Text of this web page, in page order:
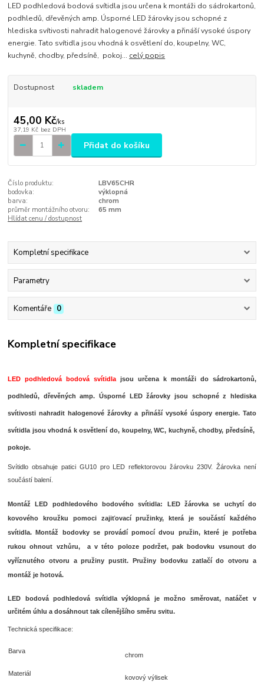
LED podhledová bodová svítidla jsou určena k montáži do sádrokartonů,
podhledů, dřevěných amp. Úsporné LED žárovky jsou schopné z
hlediska svítivosti nahradit halogenové žárovky a přináší vysoké úspory
energie. Tato svítidla jsou vhodná k osvětlení do, koupelny, WC,
kuchyně, chodby, předsíně, pokoj... celý popis
Dostupnost skladem
45,00 Kč/ks
37,19 Kč bez DPH
Přidat do košíku
Číslo produktu:
LBV65CHR
bodovka:
výklopná
barva:
chrom
průměr montážního otvoru:
65 mm
Hlídat cenu / dostupnost
Kompletní specifikace
Parametry
Komentáře 0
Kompletní specifikace
LED podhledová bodová svítidla jsou určena k montáži do sádrokartonů,
podhledů, dřevěných amp. Úsporné LED žárovky jsou schopné z hlediska
svítivosti nahradit halogenové žárovky a přináší vysoké úspory energie. Tato
svítidla jsou vhodná k osvětlení do, koupelny, WC, kuchyně, chodby, předsíně,
pokoje.
Svítidlo obsahuje patici GU10 pro LED reflektorovou žárovku 230V. Žárovka není
součástí balení.
Montáž LED podhledového bodového svítidla: LED žárovka se uchytí do
kovového kroužku pomoci zajiťovací pružinky, která je součástí každého
svítidla. Montáž bodovky se provádí pomocí dvou pružin, které je potřeba
rukou ohnout vzhůru, a v této poloze podržet, pak bodovku vsunout do
vyříznutého otvoru a pružiny pustit. Pružiny bodovku zatlačí do otvoru a
montáž je hotová.
LED bodová podhledová svítidla výklopná je možno směrovat, natáčet v
určitém úhlu a dosáhnout tak cílenějšího směru svitu.
Technická specifikace:
Barva
chrom
Materiál
kovový výlisek